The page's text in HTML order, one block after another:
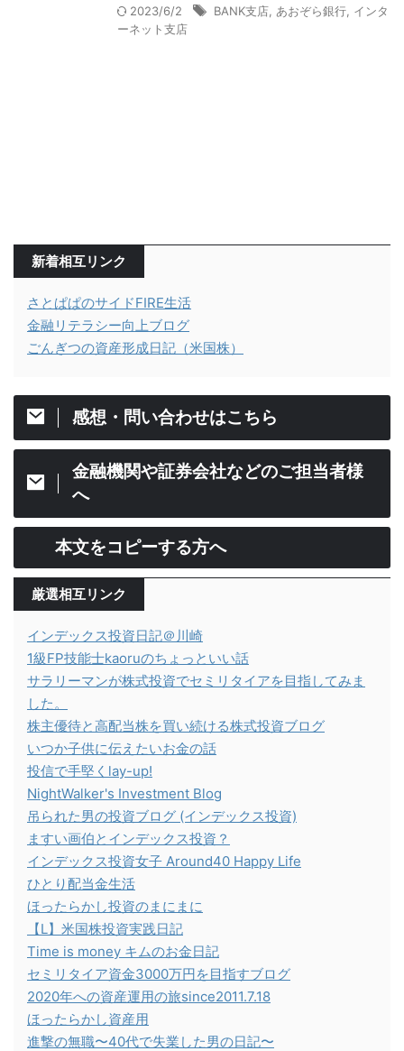
2023/6/2 BANK支店 あおぞら銀行 インタ
ーネット支店
新着相互リンク
さとぱぱのサイドFIRE生活
金融リテラシー向上ブログ
ごんぎつの資産形成日記（米国株）
感想・問い合わせはこちら
金融機関や証券会社などのご担当者様
へ
本文をコピーする方へ
厳選相互リンク
インデックス投資日記＠川崎
1級FP技能士kaoruのちょっといい話
サラリーマンが株式投資でセミリタイアを目指してみま
した。
株主優待と高配当株を買い続ける株式投資ブログ
いつか子供に伝えたいお金の話
投信で手堅くlay-up!
NightWalker's Investment Blog
吊られた男の投資ブログ (インデックス投資)
ますい画伯とインデックス投資？
インデックス投資女子 Around40 Happy Life
ひとり配当金生活
ほったらかし投資のまにまに
【L】米国株投資実践日記
Time is money キムのお金日記
セミリタイア資金3000万円を目指すブログ
2020年への資産運用の旅since2011.7.18
ほったらかし資産用
進撃の無職〜40代で失業した男の日記〜